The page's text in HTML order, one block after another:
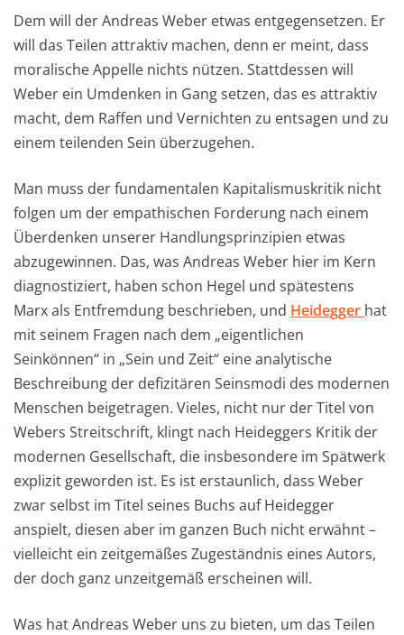
Dem will der Andreas Weber etwas entgegensetzen. Er
will das Teilen attraktiv machen, denn er meint, dass
moralische Appelle nichts nützen. Stattdessen will
Weber ein Umdenken in Gang setzen, das es attraktiv
macht, dem Raffen und Vernichten zu entsagen und zu
einem teilenden Sein überzugehen.
Man muss der fundamentalen Kapitalismuskritik nicht
folgen um der empathischen Forderung nach einem
Überdenken unserer Handlungsprinzipien etwas
abzugewinnen. Das, was Andreas Weber hier im Kern
diagnostiziert, haben schon Hegel und spätestens
Marx als Entfremdung beschrieben, und Heidegger hat
mit seinem Fragen nach dem „eigentlichen
Seinkönnen“ in „Sein und Zeit“ eine analytische
Beschreibung der defizitären Seinsmodi des modernen
Menschen beigetragen. Vieles, nicht nur der Titel von
Webers Streitschrift, klingt nach Heideggers Kritik der
modernen Gesellschaft, die insbesondere im Spätwerk
explizit geworden ist. Es ist erstaunlich, dass Weber
zwar selbst im Titel seines Buchs auf Heidegger
anspielt, diesen aber im ganzen Buch nicht erwähnt –
vielleicht ein zeitgemäßes Zugeständnis eines Autors,
der doch ganz unzeitgemäß erscheinen will.
Was hat Andreas Weber uns zu bieten, um das Teilen